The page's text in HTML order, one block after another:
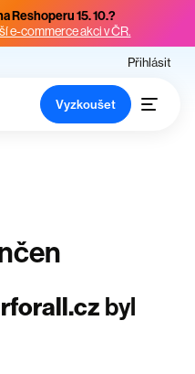
Reshoperu 15. 10.?
e-commerce akci v ČR.
Přihlásit
Vyzkoušet
byl